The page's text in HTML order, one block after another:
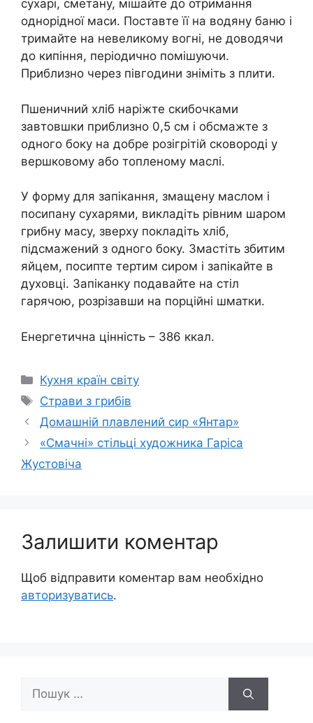
сухарі, сметану, мішайте до отримання
однорідної маси. Поставте її на водяну баню і
тримайте на невеликому вогні, не доводячи
до кипіння, періодично помішуючи.
Приблизно через півгодини зніміть з плити.
Пшеничний хліб наріжте скибочками
завтовшки приблизно 0,5 см і обсмажте з
одного боку на добре розігрітій сковороді у
вершковому або топленому маслі.
У форму для запікання, змащену маслом і
посипану сухарями, викладіть рівним шаром
грибну масу, зверху покладіть хліб,
підсмажений з одного боку. Змастіть збитим
яйцем, посипте тертим сиром і запікайте в
духовці. Запіканку подавайте на стіл
гарячою, розрізавши на порційні шматки.
Енергетична цінність – 386 ккал.
Категорії
Кухня країн світу
Позначки
Страви з грибів
Домашній плавлений сир «Янтар»
«Смачні» стільці художника Гаріса
Жустовіча
Залишити коментар
Щоб відправити коментар вам необхідно
авторизуватись.
Пошук: